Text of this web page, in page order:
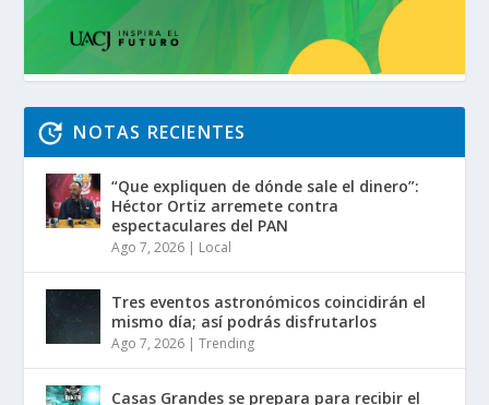
NOTAS RECIENTES
“Que expliquen de dónde sale el dinero”:
Héctor Ortiz arremete contra
espectaculares del PAN
Ago 7, 2026 | Local
Tres eventos astronómicos coincidirán el
mismo día; así podrás disfrutarlos
Ago 7, 2026 |Trending
Casas Grandes se prepara para recibir el